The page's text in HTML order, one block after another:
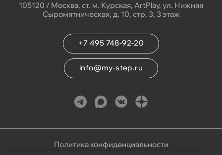
105120 / Москва, ст. м. Курская, ArtPlay, ул. Нижняя
Сыромятническая, д. 10, стр. 3, 3 этаж
+7 495 748-92-20
info@my-step.ru
Политика конфиденциальности